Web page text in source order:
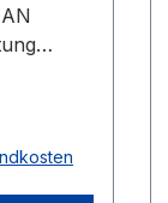
°C